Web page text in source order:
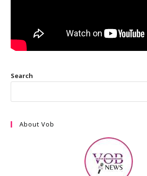
Search
About Vob